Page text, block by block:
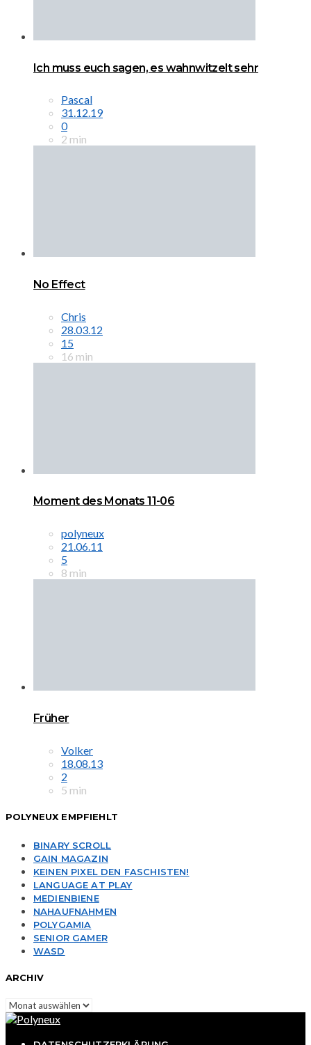
Ich muss euch sagen, es wahnwitzelt sehr
Pascal
31.12.19
0
2 min
No Effect
Chris
28.03.12
15
16 min
Moment des Monats 11-06
polyneux
21.06.11
5
8 min
Früher
Volker
18.08.13
2
5 min
POLYNEUX EMPFIEHLT
BINARY SCROLL
GAIN MAGAZIN
KEINEN PIXEL DEN FASCHISTEN!
LANGUAGE AT PLAY
MEDIENBIENE
NAHAUFNAHMEN
POLYGAMIA
SENIOR GAMER
WASD
ARCHIV
Archiv